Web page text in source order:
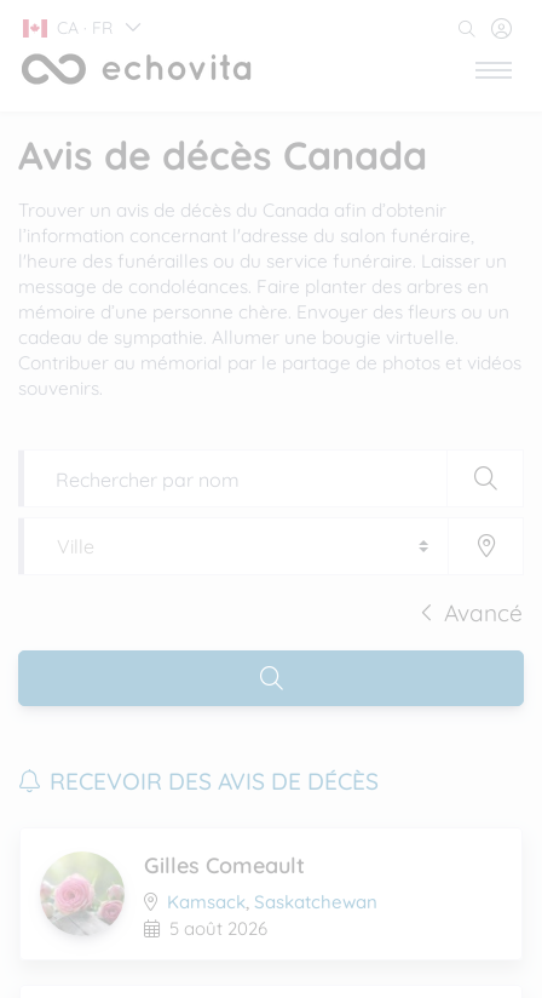
CA · FR
Avis de décès Canada
Trouver un avis de décès du Canada afin d’obtenir
l’information concernant l'adresse du salon funéraire,
l'heure des funérailles ou du service funéraire. Laisser un
message de condoléances. Faire planter des arbres en
mémoire d’une personne chère. Envoyer des fleurs ou un
cadeau de sympathie. Allumer une bougie virtuelle.
Contribuer au mémorial par le partage de photos et vidéos
souvenirs.
Avancé
RECEVOIR DES AVIS DE DÉCÈS
Gilles Comeault
Kamsack, Saskatchewan
5 août 2026